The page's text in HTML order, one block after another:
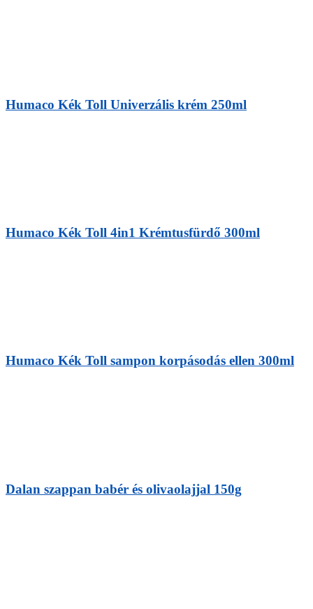
Humaco Kék Toll Univerzális krém 250ml
Humaco Kék Toll 4in1 Krémtusfürdő 300ml
Humaco Kék Toll sampon korpásodás ellen 300ml
Dalan szappan babér és olivaolajjal 150g